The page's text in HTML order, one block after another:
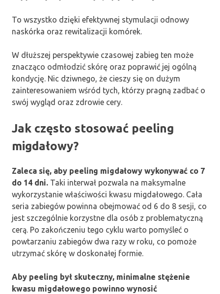
To wszystko dzięki efektywnej stymulacji odnowy
naskórka oraz rewitalizacji komórek.
W dłuższej perspektywie czasowej zabieg ten może
znacząco odmłodzić skórę oraz poprawić jej ogólną
kondycję. Nic dziwnego, że cieszy się on dużym
zainteresowaniem wśród tych, którzy pragną zadbać o
swój wygląd oraz zdrowie cery.
Jak często stosować peeling
migdałowy?
Zaleca się, aby peeling migdałowy wykonywać co 7
do 14 dni. Taki interwał pozwala na maksymalne
wykorzystanie właściwości kwasu migdałowego. Cała
seria zabiegów powinna obejmować od 6 do 8 sesji, co
jest szczególnie korzystne dla osób z problematyczną
cerą. Po zakończeniu tego cyklu warto pomyśleć o
powtarzaniu zabiegów dwa razy w roku, co pomoże
utrzymać skórę w doskonałej formie.
Aby peeling był skuteczny, minimalne stężenie
kwasu migdałowego powinno wynosić